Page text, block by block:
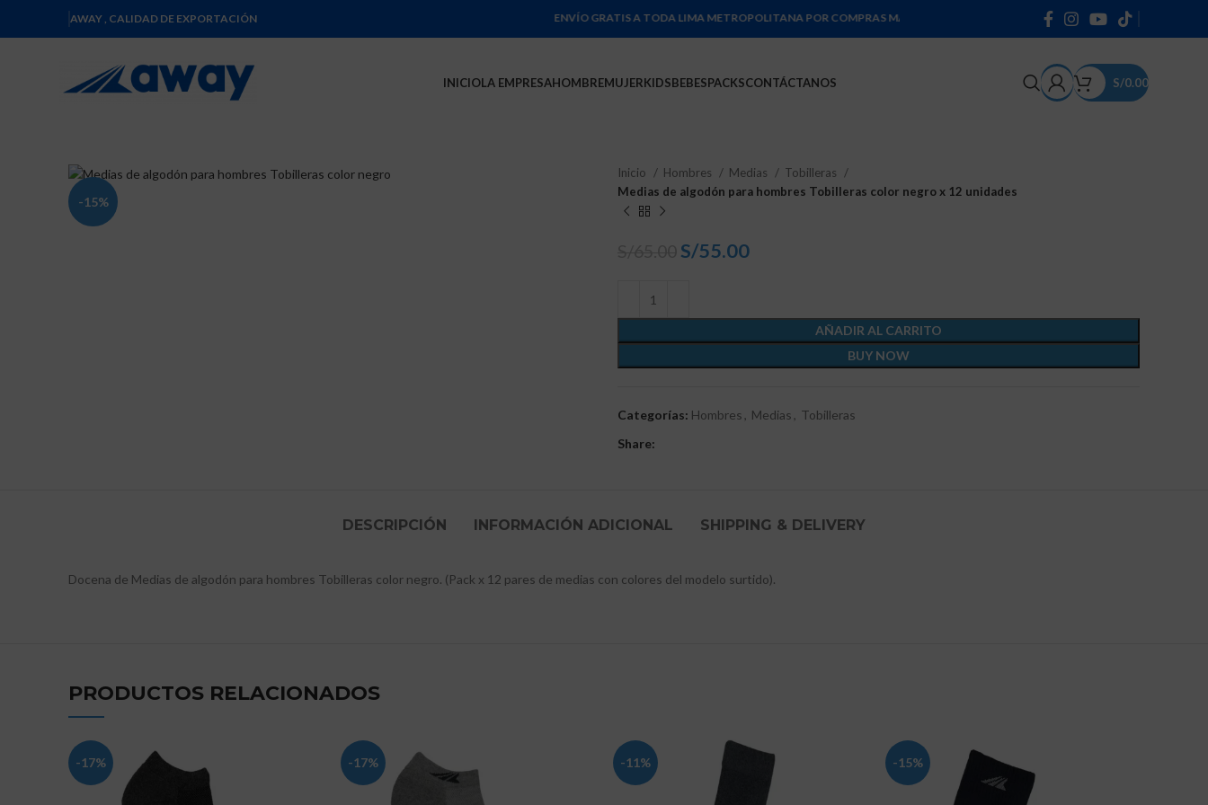
AWAY , CALIDAD DE EXPORTACIÓN ENVÍO GRATIS A TODA LIMA METROPOLITANA POR COMPRAS MAYORES A 300 SOLES * PRODUCTOS DE 100% ALGODÓN *
INICIOLA EMPRESAHOMBREMUJERKIDSBEBESPACKSCONTÁCTANOS S/0.00
-15%
Inicio Hombres Medias
Tobilleras
Medias de algodón para hombres Tobilleras color negro x 12 unidades
S/55.00
AÑADIR AL CARRITO
BUY NOW
Categorías: Hombres , Medias , Tobilleras
Share:
DESCRIPCIÓN INFORMACIÓN ADICIONAL SHIPPING & DELIVERY
Docena de Medias de algodón para hombres Tobilleras color negro. (Pack x 12 pares de medias con colores del modelo surtido).
PRODUCTOS RELACIONADOS
-17% -17% -11% -15%